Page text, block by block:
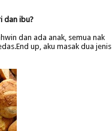
dan ibu?
dan ada anak, semua nak
up, aku masak dua jenis